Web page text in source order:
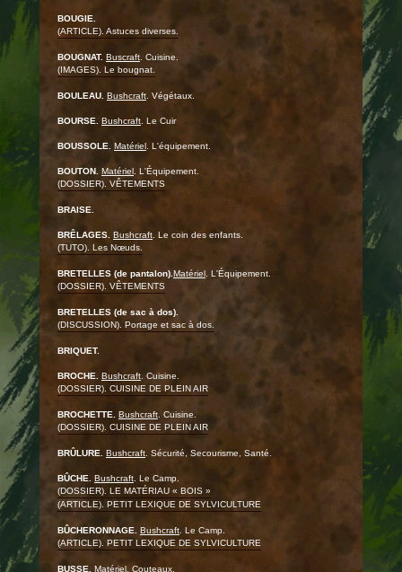
BOUGIE.
(ARTICLE). Astuces diverses.
BOUGNAT. Buscraft . Cuisine.
(IMAGES). Le bougnat.
BOULEAU. Bushcraft . Végétaux.
BOURSE. Bushcraft . Le Cuir
BOUSSOLE. Matériel . L'équipement.
BOUTON. Matériel . L'Équipement.
(DOSSIER). VÊTEMENTS
BRAISE.
BRÊLAGES. Bushcraft . Le coin des enfants.
(TUTO). Les Nœuds.
BRETELLES (de pantalon). Matériel . L'Équipement.
(DOSSIER). VÊTEMENTS
BRETELLES (de sac à dos).
(DISCUSSION). Portage et sac à dos.
BRIQUET.
BROCHE. Bushcraft . Cuisine.
(DOSSIER). CUISINE DE PLEIN AIR
BROCHETTE. Bushcraft . Cuisine.
(DOSSIER). CUISINE DE PLEIN AIR
BRÛLURE. Bushcraft . Sécurité, Secourisme, Santé.
BÛCHE. Bushcraft . Le Camp.
(DOSSIER). LE MATÉRIAU « BOIS »
(ARTICLE). PETIT LEXIQUE DE SYLVICULTURE
BÛCHERONNAGE. Bushcraft . Le Camp.
(ARTICLE). PETIT LEXIQUE DE SYLVICULTURE
BUSSE. Matériel . Couteaux.